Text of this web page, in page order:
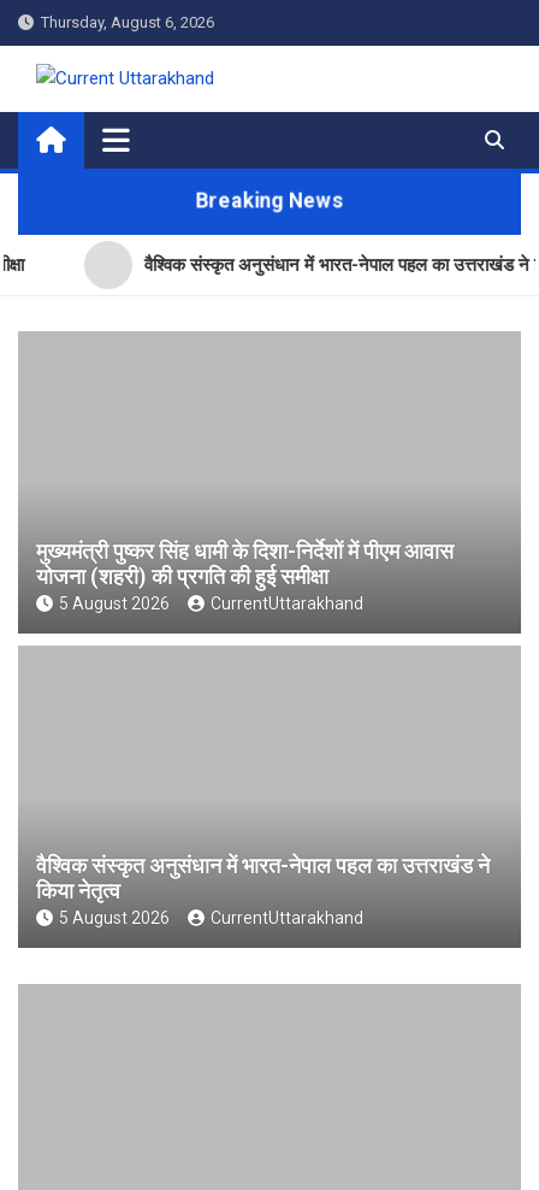
Skip
to
content
Thursday, August 6, 2026
Current Uttarakhand
Breaking News
वैश्विक संस्कृत अनुसंधान में भारत-नेपाल पहल का उत्तराखंड ने किया
मुख्यमंत्री पुष्कर सिंह धामी के दिशा-निर्देशों में पीएम आवास
योजना (शहरी) की प्रगति की हुई समीक्षा
5 August 2026 CurrentUttarakhand
वैश्विक संस्कृत अनुसंधान में भारत-नेपाल पहल का उत्तराखंड ने
किया नेतृत्व
5 August 2026 CurrentUttarakhand